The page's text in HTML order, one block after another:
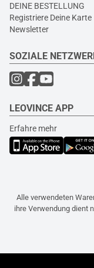
DEINE BESTELLUNG
Registriere Deine Karte
Newsletter
SOZIALE
LEOVINCE APP
Erfahre mehr
Alle verwendeten
ihre Verwendung dient